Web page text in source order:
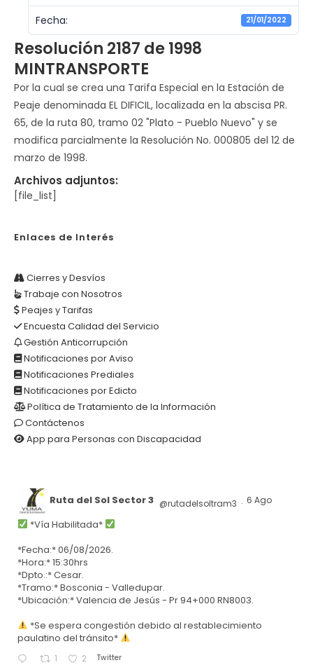
Fecha: 21/01/2022
Resolución 2187 de 1998
MINTRANSPORTE
Por la cual se crea una Tarifa Especial en la Estación de
Peaje denominada EL DIFICIL, localizada en la abscisa PR.
65, de la ruta 80, tramo 02 "Plato - Pueblo Nuevo" y se
modifica parcialmente la Resolución No. 000805 del 12 de
marzo de 1998.
Archivos adjuntos:
[file_list]
Enlaces de Interés
Cierres y Desvíos
Trabaje con Nosotros
Peajes y Tarifas
Encuesta Calidad del Servicio
Gestión Anticorrupción
Notificaciones por Aviso
Notificaciones Prediales
Notificaciones por Edicto
Política de Tratamiento de la Información
Contáctenos
App para Personas con Discapacidad
Ruta del Sol Sector 3 @rutadelsoltram3 · 6 Ago
*Vía Habilitada*
*Fecha:* 06/08/2026.
*Hora:* 15:30hrs
*Dpto.:* Cesar.
*Tramo:* Bosconia - Valledupar.
*Ubicación:* Valencia de Jesús - Pr 94+000 RN8003.
*Se espera congestión debido al restablecimiento
paulatino del tránsito*
1 2 Twitter